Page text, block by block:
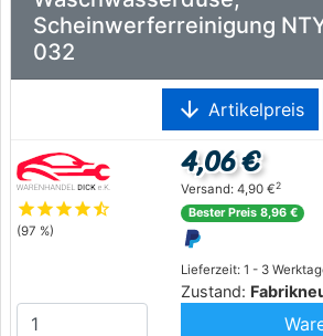
Scheinwerferreinigung
032
arrow_downward Artikelpreis
starstarstarstarstar_half
(97 %)
Lieferzeit: 1 - 3
Zustand:
4,06 €
Versand: 4,90 €2
Bester Preis 8,96 €